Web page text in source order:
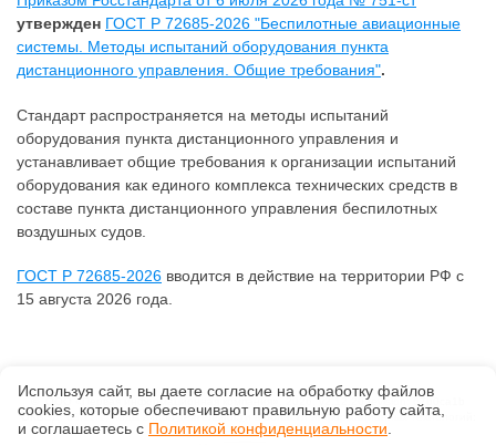
утвержден ГОСТ Р 72685-2026 "Беспилотные авиационные
системы. Методы испытаний оборудования пункта
дистанционного управления. Общие требования".
Стандарт распространяется на методы испытаний
оборудования пункта дистанционного управления и
устанавливает общие требования к организации испытаний
оборудования как единого комплекса технических средств в
составе пункта дистанционного управления беспилотных
воздушных судов.
ГОСТ Р 72685-2026 вводится в действие на территории РФ с
15 августа 2026 года.
©ООО «Первая информационная компания»
, 2026, v2.12.20 revision: 67b0ca1b
ОКВЭД: 63.11.1, Коды видов деятельности в области информационных технологий:
1.01, 3.01
Используя сайт, вы даете согласие на обработку файлов
сооkiеs, которые обеспечивают правильную работу сайта,
и соглашаетесь с Политикой конфиденциальности